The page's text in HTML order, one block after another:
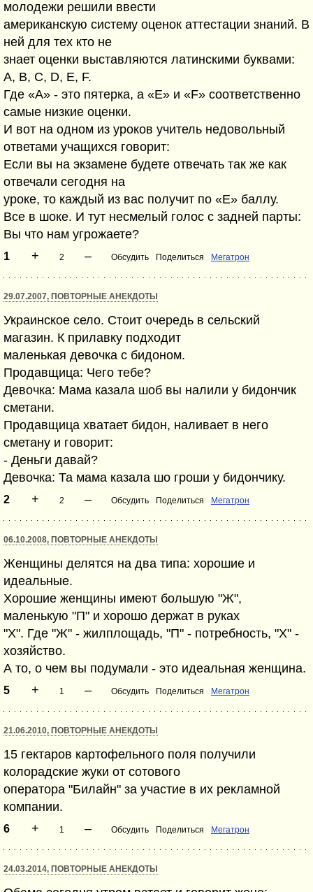
молодежи решили ввести
американскую систему оценок аттестации знаний. В
ней для тех кто не
знает оценки выставляются латинскими буквами:
A, B, C, D, E, F.
Где «A» - это пятерка, а «E» и «F» соответственно
самые низкие оценки.
И вот на одном из уроков учитель недовольный
ответами учащихся говорит:
Если вы на экзамене будете отвечать так же как
отвечали сегодня на
уроке, то каждый из вас получит по «E» баллу.
Все в шоке. И тут несмелый голос с задней парты:
Вы что нам угрожаете?
1 + 2 – Обсудить Поделиться Мегатрон
29.07.2007, ПОВТОРНЫЕ АНЕКДОТЫ
Украинское село. Стоит очередь в сельский
магазин. К прилавку подходит
маленькая девочка с бидоном.
Продавщица: Чего тебе?
Девочка: Мама казала шоб вы налили у бидончик
сметани.
Продавщица хватает бидон, наливает в него
сметану и говорит:
- Деньги давай?
Девочка: Та мама казала шо гроши у бидончику.
2 + 2 – Обсудить Поделиться Мегатрон
06.10.2008, ПОВТОРНЫЕ АНЕКДОТЫ
Женщины делятся на два типа: хорошие и
идеальные.
Хорошие женщины имеют большую "Ж",
маленькую "П" и хорошо держат в руках
"Х". Где "Ж" - жилплощадь, "П" - потребность, "Х" -
хозяйство.
А то, о чем вы подумали - это идеальная женщина.
5 + 1 – Обсудить Поделиться Мегатрон
21.06.2010, ПОВТОРНЫЕ АНЕКДОТЫ
15 гектаров картофельного поля получили
колорадские жуки от сотового
оператора "Билайн" за участие в их рекламной
компании.
6 + 1 – Обсудить Поделиться Мегатрон
24.03.2014, ПОВТОРНЫЕ АНЕКДОТЫ